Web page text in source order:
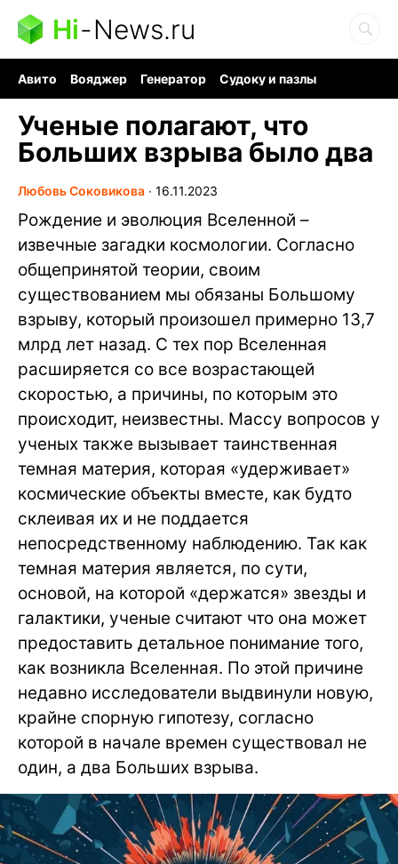
Hi-News.ru
Авито Вояджер Генератор
Судоку и пазлы
Ученые полагают, что
Больших взрыва было два
Любовь Соковикова ∙ 16.11.2023
Рождение и эволюция Вселенной –
извечные загадки космологии. Согласно
общепринятой теории, своим
существованием мы обязаны Большому
взрыву, который произошел примерно 13,7
млрд лет назад. С тех пор Вселенная
расширяется со все возрастающей
скоростью, а причины, по которым это
происходит, неизвестны. Массу вопросов у
ученых также вызывает таинственная
темная материя, которая «удерживает»
космические объекты вместе, как будто
склеивая их и не поддается
непосредственному наблюдению. Так как
темная материя является, по сути,
основой, на которой «держатся» звезды и
галактики, ученые считают что она может
предоставить детальное понимание того,
как возникла Вселенная. По этой причине
недавно исследователи выдвинули новую,
крайне спорную гипотезу, согласно
которой в начале времен существовал не
один, а два Больших взрыва.